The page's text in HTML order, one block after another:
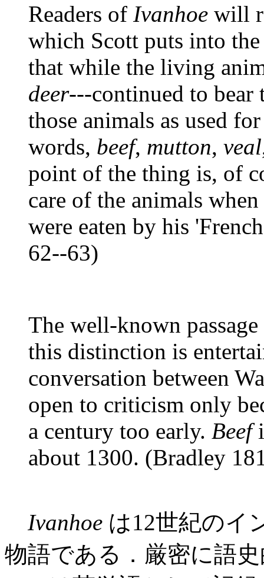
Readers of Ivanhoe will
which Scott puts into
that while the living
deer---continued to bear
those animals as used
words, beef, mutton, veal
point of the thing is, of
care of the animals
were eaten by his
62--63)
The well-known
this distinction is
conversation between
open to criticism only
a century too early. Beef
about 1300. (Bradley
Ivanhoe は12世紀のイ
物語である．厳密に語